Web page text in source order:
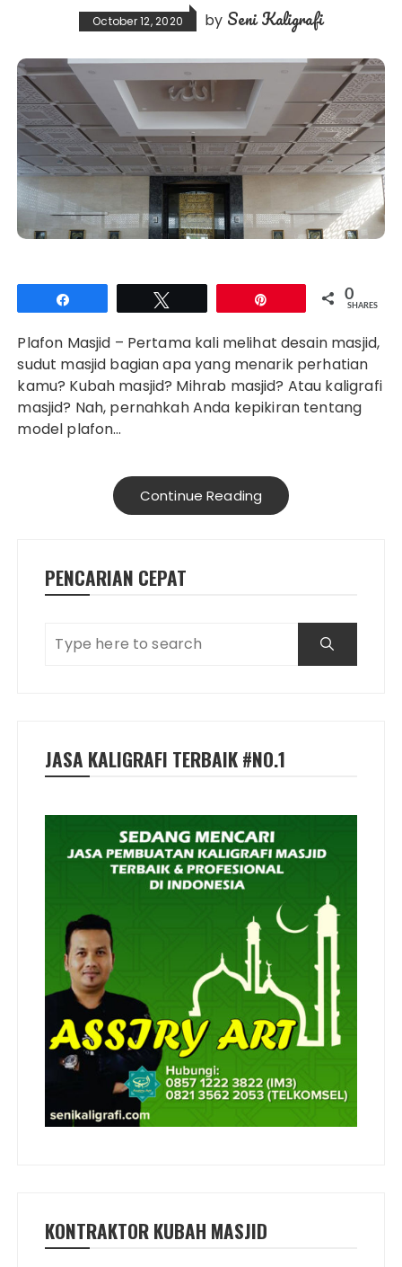
October 12, 2020 by Seni Kaligrafi
0
SHARES
Plafon Masjid – Pertama kali melihat desain masjid,
sudut masjid bagian apa yang menarik perhatian
kamu? Kubah masjid? Mihrab masjid? Atau kaligrafi
masjid? Nah, pernahkah Anda kepikiran tentang
model plafon…
Continue Reading
PENCARIAN CEPAT
JASA KALIGRAFI TERBAIK #NO.1
KONTRAKTOR KUBAH MASJID